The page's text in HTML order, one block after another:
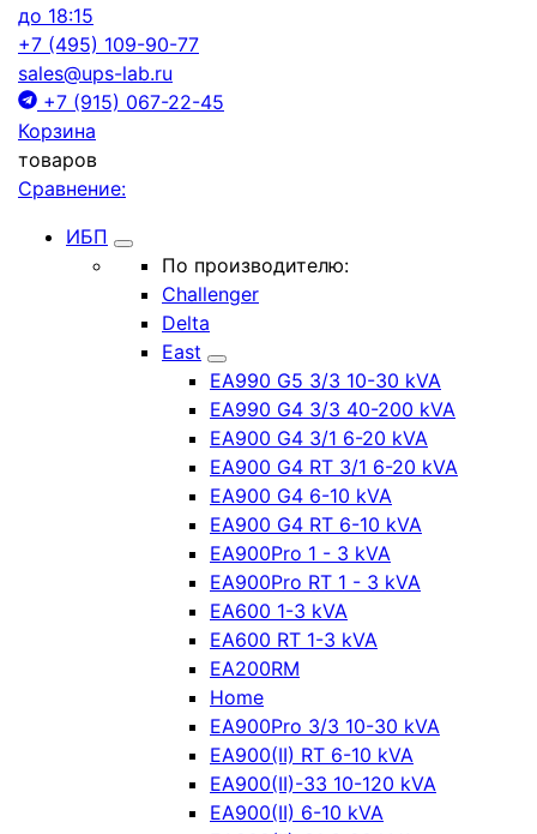
до 18:15
+7 (495) 109-90-77
sales@ups-lab.ru
+7 (915) 067-22-45
Корзина
товаров
Сравнение:
ИБП
По производителю:
Challenger
Delta
East
EA990 G5 3/3 10-30 kVA
EA990 G4 3/3 40-200 kVA
EA900 G4 3/1 6-20 kVA
EA900 G4 RT 3/1 6-20 kVA
EA900 G4 6-10 kVA
EA900 G4 RT 6-10 kVA
EA900Pro 1 - 3 kVA
EA900Pro RT 1 - 3 kVA
EA600 1-3 kVA
EA600 RT 1-3 kVA
EA200RM
Home
EA900Pro 3/3 10-30 kVA
EA900(II) RT 6-10 kVA
EA900(II)-33 10-120 kVA
EA900(II) 6-10 kVA